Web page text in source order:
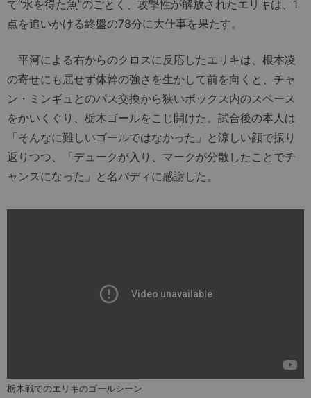
て“水を得た魚”のごとく、攻撃性が解放されたエリキは、1
点を追いかける終盤の78分に大仕事を果たす。
平河による右からのクロスに反応したエリキは、根本凌
の寄せにも屈せず体幹の強さを生かして前を向くと、チャ
ン・ミンギュとのパス交換から狭いボックス内のスペース
をかいくぐり、栃木ゴールをこじ開けた。試合後の本人は
「そんなに難しいゴールではなかった」と涼しい顔で振り
返りつつ、「デュークが入り、マークが分散したことでチ
ャンスになった」と名バディに感謝した。
栃木戦でのエリキのゴールシーン